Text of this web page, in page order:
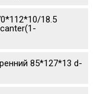
18.5
85*127*13 d-